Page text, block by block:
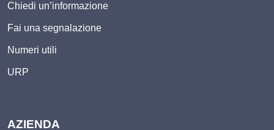
Chiedi un’informazione
Fai una segnalazione
Numeri utili
URP
AZIENDA